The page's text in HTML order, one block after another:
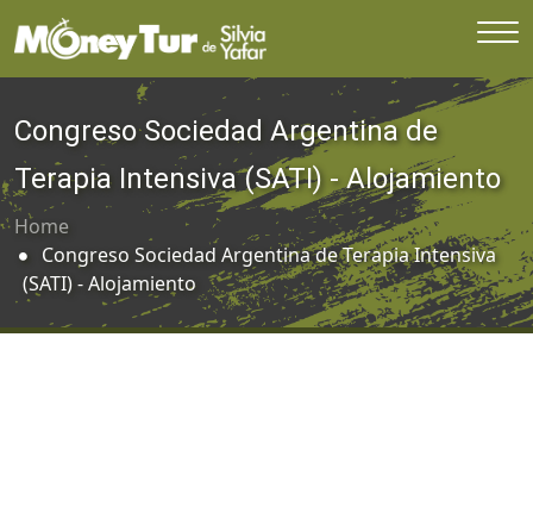
Congreso Sociedad Argentina de
Terapia Intensiva (SATI) - Alojamiento
Home
Congreso Sociedad Argentina de Terapia Intensiva
(SATI) - Alojamiento